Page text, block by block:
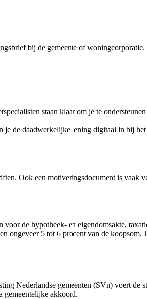
bij de gemeente of
staan klaar om je te
je de daadwerkelijke lening digitaal in bij
Ook een motiveringsdocument is vaak
de hypotheek- en eigendomsakte,
ongeveer 5 tot 6 procent van de koopsom.
Nederlandse gemeenten (SVn) voert de
gemeentelijke akkoord.